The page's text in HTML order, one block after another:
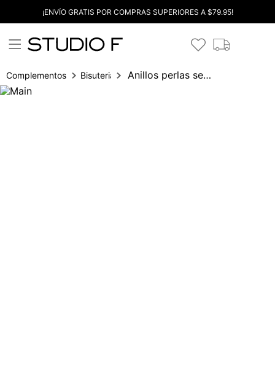
¡ENVÍO GRATIS POR COMPRAS SUPERIORES A $79.95!
Complementos Bisuteria Anillos perlas set x3